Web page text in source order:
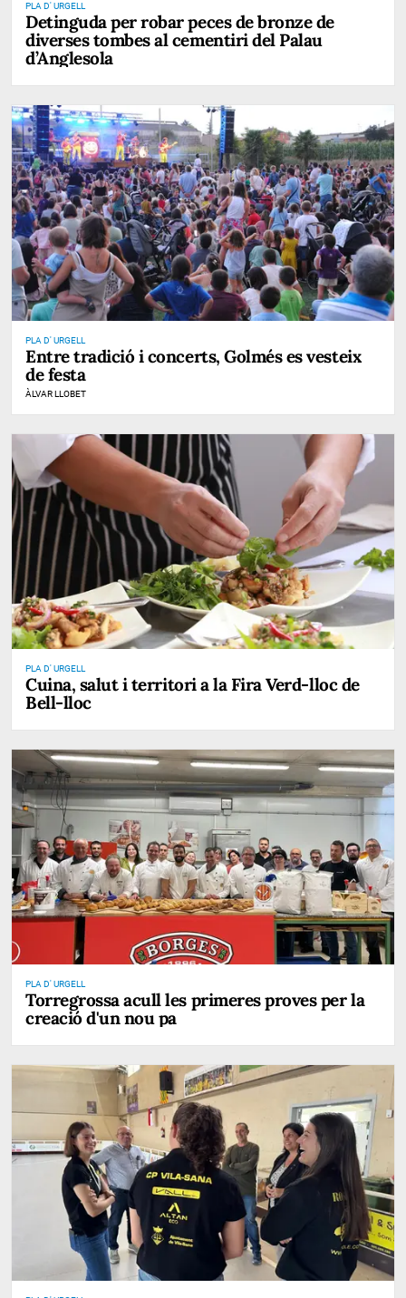
PLA D' URGELL
Detinguda per robar peces de bronze de
diverses tombes al cementiri del Palau
d’Anglesola
PLA D' URGELL
Entre tradició i concerts, Golmés es vesteix
de festa
ÀLVAR LLOBET
PLA D' URGELL
Cuina, salut i territori a la Fira Verd-lloc de
Bell-lloc
PLA D' URGELL
Torregrossa acull les primeres proves per la
creació d'un nou pa